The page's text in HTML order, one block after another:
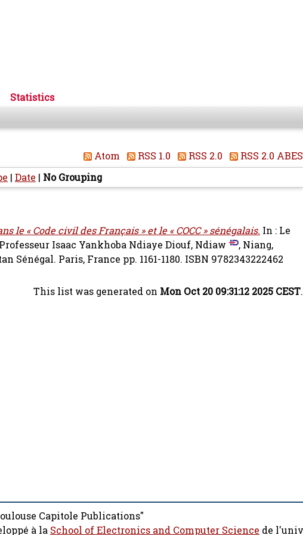
Statistics
Atom RSS 1.0 RSS 2.0
RSS 2.0 ABES
| Date | No Grouping
le « Code civil des Français » et le « COCC » sénégalais. In : Le
Isaac Yankhoba Ndiaye Diouf, Ndiaw , Niang,
Sénégal. Paris, France pp. 1161-1180. ISBN 9782343222462
This list was generated on Mon Oct 20 09:31:12 2025 CEST.
Capitole Publications"
à la School of Electronics and Computer Science de